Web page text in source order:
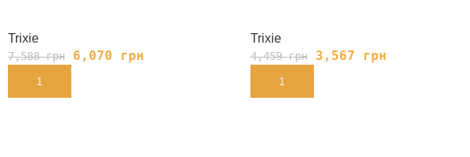
Trixie
7,588грн 6,070 грн
В КОРЗИНУ
Trixie
4,459грн 3,567 грн
В КОРЗИНУ